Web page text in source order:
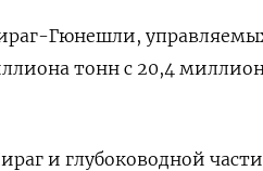
Гюнешли,
тонн с 20,4
и глубоководной части